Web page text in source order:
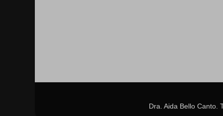
Dra. Aida Bello Canto.